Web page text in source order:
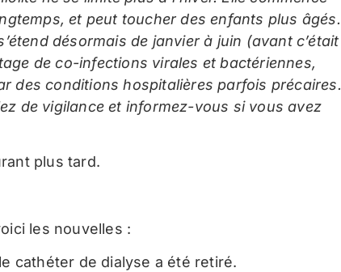
et peut toucher des enfants plus âgés.
désormais de janvier à juin (avant c’était
de co-infections virales et bactériennes,
des conditions hospitalières parfois précaires.
de vigilance et informez-vous si vous avez
plus tard.
les nouvelles :
cathéter de dialyse a été retiré.